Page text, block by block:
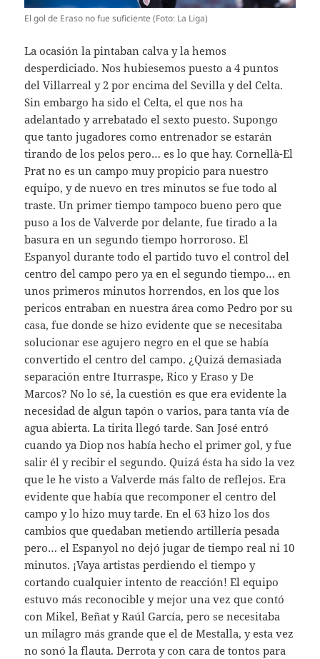
El gol de Eraso no fue suficiente (Foto: La Liga)
La ocasión la pintaban calva y la hemos
desperdiciado. Nos hubiesemos puesto a 4 puntos
del Villarreal y 2 por encima del Sevilla y del Celta.
Sin embargo ha sido el Celta, el que nos ha
adelantado y arrebatado el sexto puesto. Supongo
que tanto jugadores como entrenador se estarán
tirando de los pelos pero… es lo que hay. Cornellà-El
Prat no es un campo muy propicio para nuestro
equipo, y de nuevo en tres minutos se fue todo al
traste. Un primer tiempo tampoco bueno pero que
puso a los de Valverde por delante, fue tirado a la
basura en un segundo tiempo horroroso. El
Espanyol durante todo el partido tuvo el control del
centro del campo pero ya en el segundo tiempo… en
unos primeros minutos horrendos, en los que los
pericos entraban en nuestra área como Pedro por su
casa, fue donde se hizo evidente que se necesitaba
solucionar ese agujero negro en el que se había
convertido el centro del campo. ¿Quizá demasiada
separación entre Iturraspe, Rico y Eraso y De
Marcos? No lo sé, la cuestión es que era evidente la
necesidad de algun tapón o varios, para tanta vía de
agua abierta. La tirita llegó tarde. San José entró
cuando ya Diop nos había hecho el primer gol, y fue
salir él y recibir el segundo. Quizá ésta ha sido la vez
que le he visto a Valverde más falto de reflejos. Era
evidente que había que recomponer el centro del
campo y lo hizo muy tarde. En el 63 hizo los dos
cambios que quedaban metiendo artillería pesada
pero… el Espanyol no dejó jugar de tiempo real ni 10
minutos. ¡Vaya artistas perdiendo el tiempo y
cortando cualquier intento de reacción! El equipo
estuvo más reconocible y mejor una vez que contó
con Mikel, Beñat y Raúl García, pero se necesitaba
un milagro más grande que el de Mestalla, y esta vez
no sonó la flauta. Derrota y con cara de tontos para